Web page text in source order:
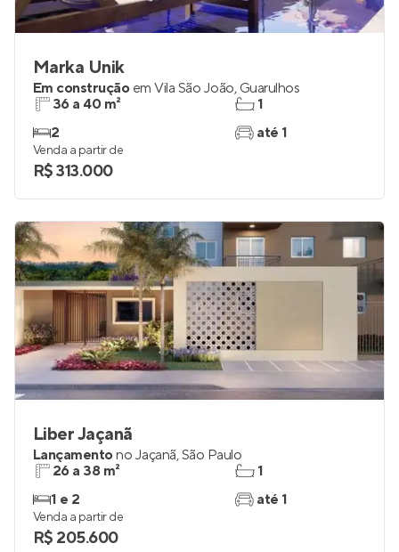
Marka Unik
Em construção em Vila São João, Guarulhos
36 a 40 m²
2
1
até 1
Venda a partir de
R$ 313.000
Liber Jaçanã
Lançamentono Jaçanã,São Paulo
26 a 38 m²
1 e 2
1
até 1
Venda a partir de
R$ 205.600